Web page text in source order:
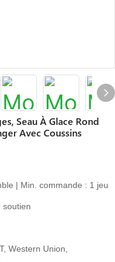
Seau À Glace Rond
Avec Coussins
| Min. commande : 1 jeu
soutien
Western Union,